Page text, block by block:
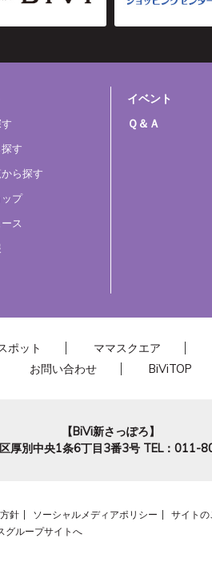
す
ら探す
プ
ス
イベント
Ｑ＆Ａ
ポット ママスクエア
お問い合わせ
BiViTOP
【BiVi新さっぽろ】
厚別中央1条6丁目3番3号 TEL：011-
針 ソーシャルメディアポリシー
サイトの
グループサイトへ